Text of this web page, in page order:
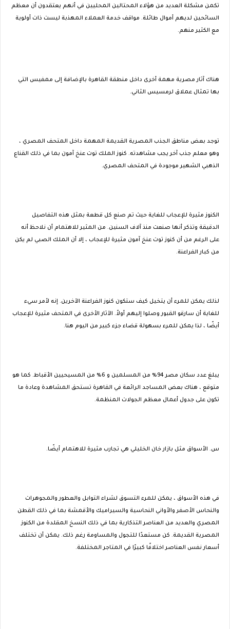
تكمن مشكلة العديد من هؤلاء المحتالين المحليين في أنهم يعتقدون أن معظم
السائحين لديهم أموال طائلة. مواقف خدمة العملاء المهذبة ليست ذات أولوية
مع الكثير منهم.
هناك آثار مصرية مهمة أخرى داخل منطقة القاهرة بالإضافة إلى ممفيس التي
بها تمثال عملاق لرمسيس الثاني.
توجد بعض مناطق الجذب المصرية القديمة المهمة داخل المتحف المصري ،
وهو معلم جذب آخر يجب مشاهدته. كنوز الملك توت عنخ آمون بما في ذلك القناع
الذهبي الشهير موجودة في المتحف المصري.
الكنوز مثيرة للإعجاب للغاية حيث تم صنع كل قطعة بمثل هذه التفاصيل
الدقيقة وتذكر أنها صنعت منذ آلاف السنين. من المثير للاهتمام أن نلاحظ أنه
على الرغم من أن كنوز توت عنخ آمون مثيرة للإعجاب ، إلا أن الملك الصبي لم يكن
من كبار الفراعنة.
لذلك يمكن للمرء أن يتخيل كيف ستكون كنوز الفراعنة الآخرين. إنه لأمر سيء
للغاية أن سارقو القبور وصلوا إليهم أولاً. الآثار الأخرى في المتحف مثيرة للإعجاب
أيضًا ، لذا يمكن للمرء بسهولة قضاء جزء كبير من اليوم هنا.
يبلغ عدد سكان مصر 94٪ من المسلمين و 6٪ من المسيحيين الأقباط. كما هو
متوقع ، هناك بعض المساجد الرائعة في القاهرة تستحق المشاهدة وعادة ما
تكون على جدول أعمال معظم الجولات المنظمة.
س. الأسواق مثل بازار خان الخليلي هي تجارب مثيرة للاهتمام أيضًا.
في هذه الأسواق ، يمكن للمرء التسوق لشراء التوابل والعطور والمجوهرات
والنحاس الأصفر والأواني النحاسية والسيراميك والأقمشة بما في ذلك القطن
المصري والعديد من العناصر التذكارية بما في ذلك النسخ المقلدة من الكنوز
المصرية القديمة. كن مستعدًا للتجول والمساومة رغم ذلك. يمكن أن تختلف
أسعار نفس العناصر اختلافًا كبيرًا في المتاجر المختلفة.